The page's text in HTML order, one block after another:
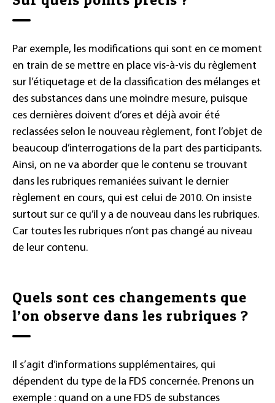
Par exemple, les modifications qui sont en ce moment
en train de se mettre en place vis-à-vis du règlement
sur l’étiquetage et de la classification des mélanges et
des substances dans une moindre mesure, puisque
ces dernières doivent d’ores et déjà avoir été
reclassées selon le nouveau règlement, font l’objet de
beaucoup d’interrogations de la part des participants.
Ainsi, on ne va aborder que le contenu se trouvant
dans les rubriques remaniées suivant le dernier
règlement en cours, qui est celui de 2010. On insiste
surtout sur ce qu’il y a de nouveau dans les rubriques.
Car toutes les rubriques n’ont pas changé au niveau
de leur contenu.
Quels sont ces changements que
l’on observe dans les rubriques ?
Il s’agit d’informations supplémentaires, qui
dépendent du type de la FDS concernée. Prenons un
exemple : quand on a une FDS de substances